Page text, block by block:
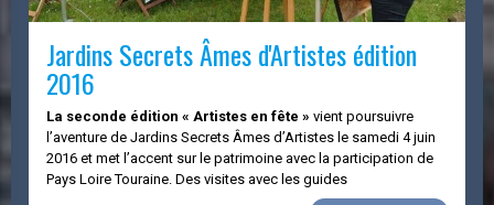
Jardins Secrets Âmes d'Artistes édition
2016
La seconde édition « Artistes en fête » vient poursuivre
l’aventure de Jardins Secrets Âmes d’Artistes le samedi 4 juin
2016 et met l’accent sur le patrimoine avec la participation de
Pays Loire Touraine. Des visites avec les guides